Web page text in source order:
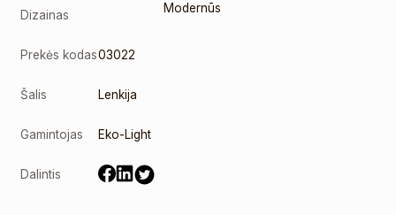
Dizainas Modernūs
Prekės kodas03022
Šalis Lenkija
Gamintojas Eko-Light
Dalintis